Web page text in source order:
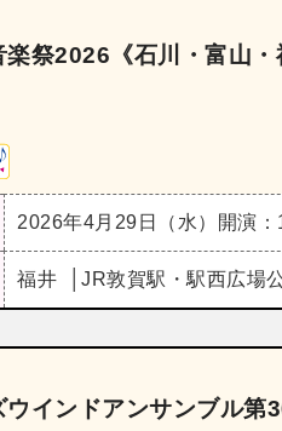
楽祭2026《石川・富山
2026年4月29日（水） 開演
福井 JR敦賀駅・駅西広場
インドアンサンブル第